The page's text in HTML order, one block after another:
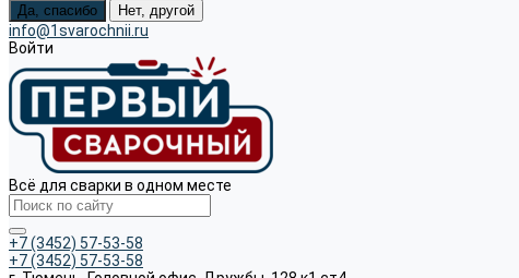
Да, спасибо Нет, другой
info@1svarochnii.ru
Войти
Всё для сварки в одном месте
+7 (3452) 57-53-58
+7 (3452) 57-53-58